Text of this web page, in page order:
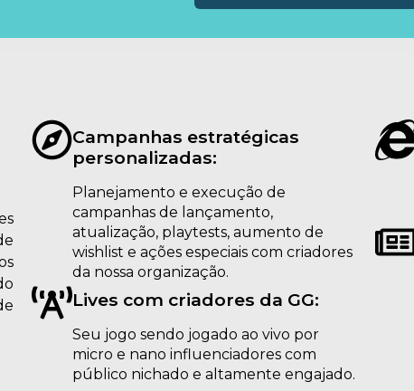
Campanhas estratégicas
personalizadas:
Planejamento e execução de
campanhas de lançamento,
atualização, playtests, aumento de
wishlist e ações especiais com criadores
da nossa organização.
Lives com criadores da GG:
Seu jogo sendo jogado ao vivo por
micro e nano influenciadores com
público nichado e altamente engajado.